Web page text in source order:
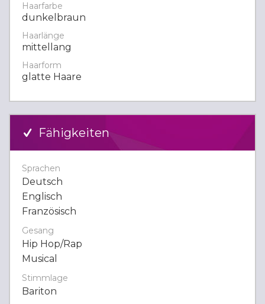
Haarfarbe
dunkelbraun
Haarlänge
mittellang
Haarform
glatte Haare
Fähigkeiten
Sprachen
Deutsch
Englisch
Französisch
Gesang
Hip Hop/Rap
Musical
Stimmlage
Bariton